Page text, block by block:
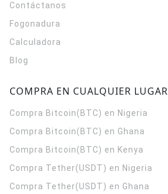
Contáctanos
Fogonadura
Calculadora
Blog
COMPRA EN CUALQUIER LUGAR
Compra Bitcoin(BTC) en Nigeria
Compra Bitcoin(BTC) en Ghana
Compra Bitcoin(BTC) en Kenya
Compra Tether(USDT) en Nigeria
Compra Tether(USDT) en Ghana